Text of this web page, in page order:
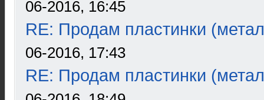
06-2016, 16:45
RE: Продам пластинки
06-2016, 17:43
RE: Продам пластинки